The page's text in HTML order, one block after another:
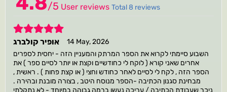
/5 User reviews Total 8 reviews
5
אופיר קולברג
14 May, 2026
השבוע סיימתי לקרוא את הספר המרתק והמעניין הזה - יחסית לספרים
אחרים שאני קורא ( לוקח לי כחודשיים וקצת או יותר לסיים ספר ) את
הספר הזה , לקח לי לסיים לאחר כחודש וחצי ( או קצת פחות ) . ראשית ,
מבחינת סגנון הכתיבה -הספר מנוסח היטב , בצורה מובנת ובהירה .